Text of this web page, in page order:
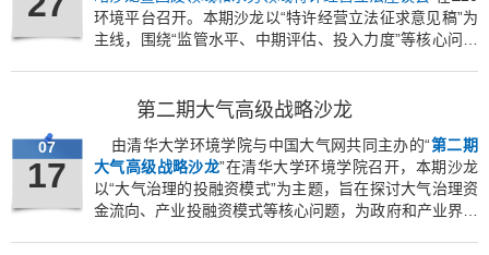
环境平台召开。本期沙龙以“特许经营立法征求意见稿”为
主线，围绕“监管水平、中期评估、投入力度”等核心问题
第二期大气高级战略沙龙
07
17
由清华大学环境学院与中国大气网共同主办的“第二期
大气高级战略沙龙”在清华大学环境学院召开，本期沙龙
以“大气治理的投融资模式”为主题，旨在探讨大气治理资
金流向、产业投融资模式等核心问题，为政府和产业界提